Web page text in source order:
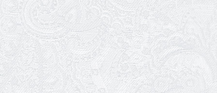
Онлайн-трансляція концерту «Хто
кого?»
09.05.2026
Ювілей Олександра Ланге
08.05.2026
Відновлення мюзиклу «Ханум»